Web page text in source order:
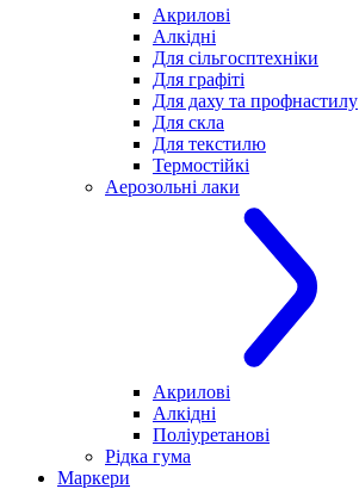
Акрилові
Алкідні
Для cільгосптехніки
Для графіті
Для даху та профнастилу
Для скла
Для текстилю
Термостійкі
Аерозольні лаки
Акрилові
Алкідні
Поліуретанові
Рідка гума
Маркери